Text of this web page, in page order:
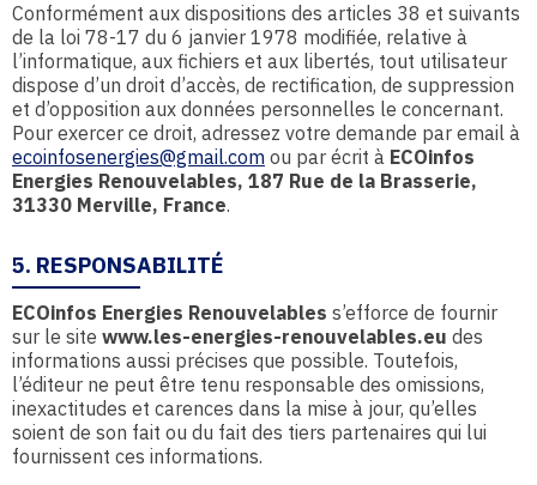
Conformément aux dispositions des articles 38 et suivants
de la loi 78-17 du 6 janvier 1978 modifiée, relative à
l’informatique, aux fichiers et aux libertés, tout utilisateur
dispose d’un droit d’accès, de rectification, de suppression
et d’opposition aux données personnelles le concernant.
Pour exercer ce droit, adressez votre demande par email à
ecoinfosenergies@gmail.com ou par écrit à ECOinfos
Energies Renouvelables, 187 Rue de la Brasserie,
31330 Merville, France.
5. RESPONSABILITÉ
ECOinfos Energies Renouvelables s’efforce de fournir
sur le site www.les-energies-renouvelables.eu des
informations aussi précises que possible. Toutefois,
l’éditeur ne peut être tenu responsable des omissions,
inexactitudes et carences dans la mise à jour, qu’elles
soient de son fait ou du fait des tiers partenaires qui lui
fournissent ces informations.